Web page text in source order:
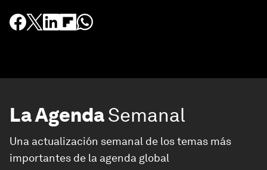
La AgendaSemanal
Una actualización semanal de los temas más
importantes de la agenda global